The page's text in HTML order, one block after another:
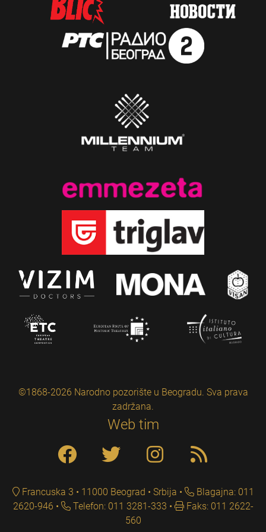
©1868-2026 Narodno pozorište u Beogradu. Sva prava
zadržana.
Web tim
Francuska 3 • 11000 Beograd • Srbija
Blagajna: 011
2620-946
Telefon: 011 3281-333
Faks: 011 2622-
560